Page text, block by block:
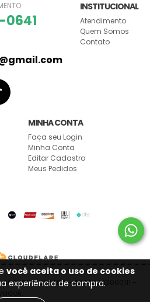
você aceita o uso de cookies
experiência de compra.
0641
INSTITUCIONAL
Atendimento
Quem Somos
Contato
MINHA CONTA
Faça seu Login
Minha Conta
Editar Cadastro
Meus Pedidos
ACESSORIOS LTDA - 42446842000111 -